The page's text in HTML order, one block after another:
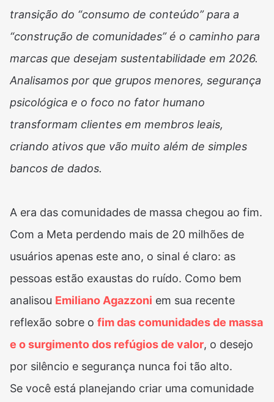
transição do “consumo de conteúdo” para a
“construção de comunidades” é o caminho para
marcas que desejam sustentabilidade em 2026.
Analisamos por que grupos menores, segurança
psicológica e o foco no fator humano
transformam clientes em membros leais,
criando ativos que vão muito além de simples
bancos de dados.
A era das comunidades de massa chegou ao fim.
Com a Meta perdendo mais de 20 milhões de
usuários apenas este ano, o sinal é claro: as
pessoas estão exaustas do ruído. Como bem
analisou Emiliano Agazzoni em sua recente
reflexão sobre o fim das comunidades de massa
e o surgimento dos refúgios de valor, o desejo
por silêncio e segurança nunca foi tão alto.
Se você está planejando criar uma comunidade